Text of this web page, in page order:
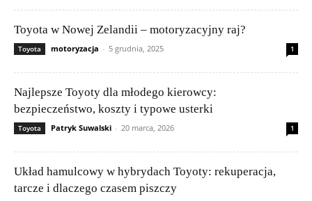
Toyota w Nowej Zelandii – motoryzacyjny raj?
Toyota motoryzacja - 5 grudnia, 2025 1
Najlepsze Toyoty dla młodego kierowcy:
bezpieczeństwo, koszty i typowe usterki
Toyota Patryk Suwalski - 20 marca, 2026 1
Układ hamulcowy w hybrydach Toyoty: rekuperacja,
tarcze i dlaczego czasem piszczy